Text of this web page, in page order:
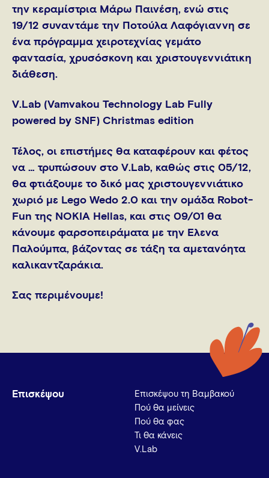
την κεραμίστρια Μάρω Παινέση, ενώ στις
19/12 συναντάμε την Ποτούλα Λαφόγιαννη σε
ένα πρόγραμμα χειροτεχνίας γεμάτο
φαντασία, χρυσόσκονη και χριστουγεννιάτικη
διάθεση.
V.Lab (Vamvakou Technology Lab Fully
powered by SNF) Christmas edition
Τέλος, οι επιστήμες θα καταφέρουν και φέτος
να … τρυπώσουν στο V.Lab, καθώς στις 05/12,
θα φτιάξουμε το δικό μας χριστουγεννιάτικο
χωριό με Lego Wedo 2.0 και την ομάδα Robot-
Fun της ΝΟΚΙΑ Hellas, και στις 09/01 θα
κάνουμε φαρσοπειράματα με την Έλενα
Παλούμπα, βάζοντας σε τάξη τα αμετανόητα
καλικαντζαράκια.
Σας περιμένουμε!
Επισκέψου
Επισκέψου τη Βαμβακού
Πού θα μείνεις
Πού θα φας
Τι θα κάνεις
V.Lab